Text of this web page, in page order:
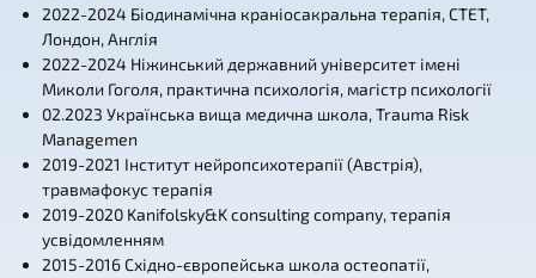
2022-2024 Біодинамічна краніосакральна терапія, CTET,
Лондон, Англія
2022-2024 Ніжинський державний університет імені
Миколи Гоголя, практична психологія, магістр психології
02.2023 Українська вища медична школа, Trauma Risk
Managemen
2019-2021 Інститут нейропсихотерапії (Австрія),
травмафокус терапія
2019-2020 Kanifolsky&K consulting company, терапія
усвідомленням
2015-2016 Східно-європейська школа остеопатії,